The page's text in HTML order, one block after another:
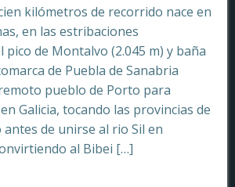
kilómetros de recorrido nace en
en las estribaciones
pico de Montalvo (2.045 m) y baña
de Puebla de Sanabria
pueblo de Porto para
Galicia, tocando las provincias de
de unirse al rio Sil en
al Bibei […]